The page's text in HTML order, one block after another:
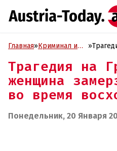
Главная»Криминал и
»
Трагедия на
женщина
во время
Понедельник, 20 Января